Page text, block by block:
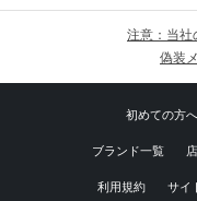
注意：当社
偽装
初めての方へ
ブランド一覧
利用規約 サイ